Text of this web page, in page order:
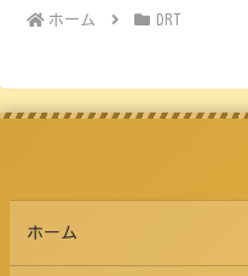
ホーム DRT
ホーム